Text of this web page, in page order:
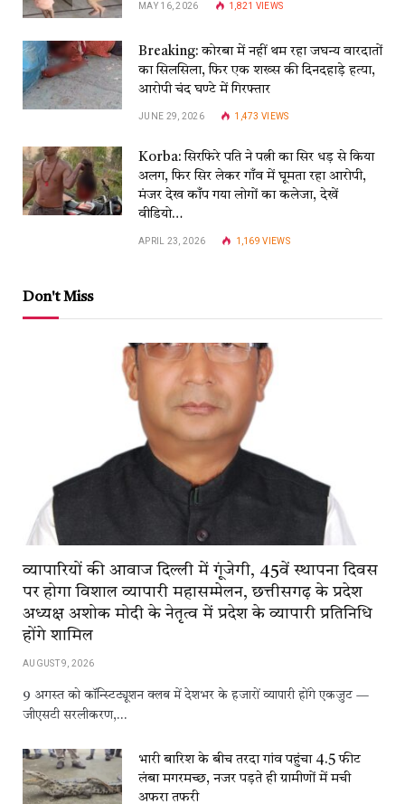
MAY 16, 2026 1,821 VIEWS
Breaking: कोरबा में नहीं थम रहा जघन्य वारदातों
का सिलसिला, फिर एक शख्स की दिनदहाड़े हत्या,
आरोपी चंद घण्टे में गिरफ्तार
JUNE 29, 2026 1,473VIEWS
Korba: सिरफिरे पति ने पत्नी का सिर धड़ से किया
अलग, फिर सिर लेकर गाँव में घूमता रहा आरोपी,
मंजर देख काँप गया लोगों का कलेजा, देखें
वीडियो…
APRIL 23, 2026 1,169VIEWS
Don't Miss
व्यापारियों की आवाज दिल्ली में गूंजेगी, 45वें स्थापना दिवस
पर होगा विशाल व्यापारी महासम्मेलन, छत्तीसगढ़ के प्रदेश
अध्यक्ष अशोक मोदी के नेतृत्व में प्रदेश के व्यापारी प्रतिनिधि
होंगे शामिल
AUGUST 9, 2026
9 अगस्त को कॉन्स्टिट्यूशन क्लब में देशभर के हजारों व्यापारी होंगे एकजुट —
जीएसटी सरलीकरण,…
भारी बारिश के बीच तरदा गांव पहुंचा 4.5 फीट
लंबा मगरमच्छ, नजर पड़ते ही ग्रामीणों में मची
अफरा तफरी